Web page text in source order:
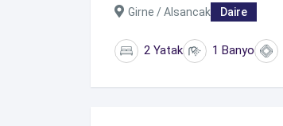
Girne / Alsancak Daire
2 Yatak 1 Banyo